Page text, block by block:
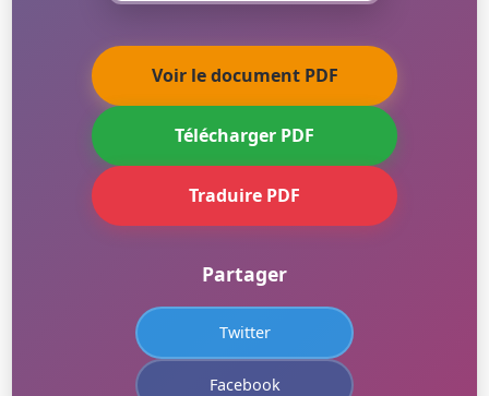
Voir le document PDF
Télécharger PDF
Traduire PDF
Partager
Twitter
Facebook